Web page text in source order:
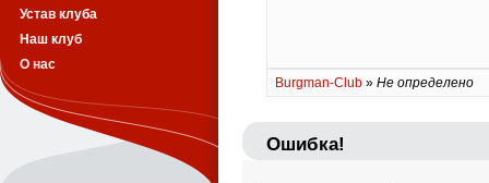
Burgman-Club » Не определено
Ошибка!
Устав клуба
Наш клуб
О нас